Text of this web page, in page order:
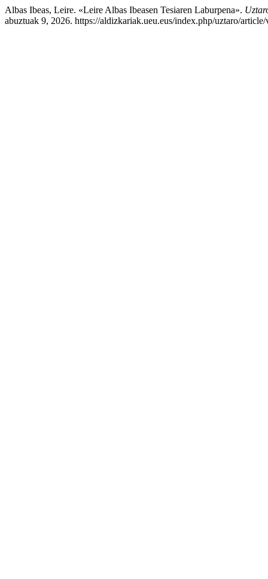
Albas Ibeas, Leire. «Leire Albas Ibeasen Tesiaren Laburpena».
abuztuak 9, 2026. https://aldizkariak.ueu.eus/index.php/uztaro/